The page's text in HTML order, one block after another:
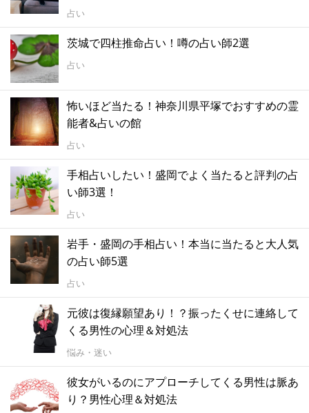
占い
茨城で四柱推命占い！噂の占い師2選
占い
怖いほど当たる！神奈川県平塚でおすすめの霊
能者&占いの館
占い
手相占いしたい！盛岡でよく当たると評判の占
い師3選！
占い
岩手・盛岡の手相占い！本当に当たると大人気
の占い師5選
占い
元彼は復縁願望あり！？振ったくせに連絡して
くる男性の心理＆対処法
悩み・迷い
彼女がいるのにアプローチしてくる男性は脈あ
り？男性心理＆対処法